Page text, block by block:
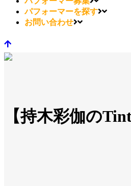
パフォーマーを探す
お問い合わせ
【持木彩伽の